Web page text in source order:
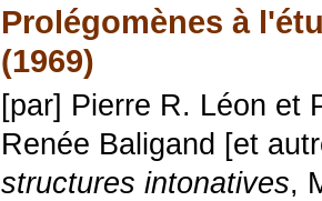
Prolégomènes à
(1969)
[par] Pierre R. Léon et
Renée Baligand [et
structures intonatives,